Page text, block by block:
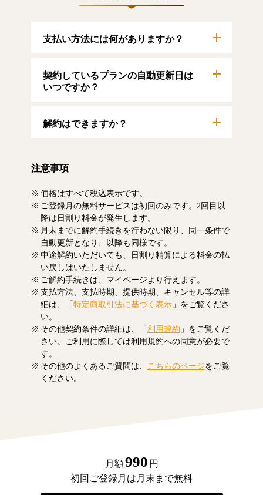
支払い方法には何がありますか？
す。
【クレジットカード】
契約しているプランの自動更新日は
いつですか？
ンのご利用期間は、マイページにてご確認い
解約はできますか？
事をお読みいただけます。なお、日割り清算
注意事項
価格はすべて税込表示です。
ご登録月の無料サービスは初回のみです。2回目以
降は日割り料金が発生します。
月末までに解約手続きを行わない限り、同一条件で
自動更新となり、以降も同様です。
中途解約いただいても、日割り精算による料金の払
い戻しはいたしません。
ご解約手続きは、マイページより行えます。
支払方法、支払時期、提供時期、キャンセル等の詳
細は、「特定商取引法に基づく表示」をご覧くださ
い。
その他契約条件の詳細は、「利用規約 」をご覧くだ
さい。ご利用に際しては利用規約への同意が必要で
す。
その他のよくあるご質問は、
こちらのページをご覧
ください。
月額990 円
初回ご登録月は月末まで無料